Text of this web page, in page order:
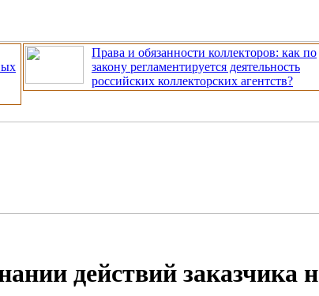
Права и обязанности коллекторов: как по
закону регламентируется деятельность
российских коллекторских агентств?
действий заказчика